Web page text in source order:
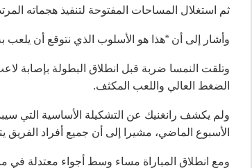
ثم استغلال المساحات المفتوحة لتنفيذ هجماته
وأشار إلى أن “هذا هو الأسلوب الذي نتوقع أن يلعب
وتلقت النمسا ضربة قبل انطلاق البطولة بإصابة
الضغط العالي واللعب المكثف.
ولم يكشف رانغنيك عن التشكيلة الأساسية التي
الأسبوع الماضي، مشيرا إلى أن جميع أفراد الفريق
ومع انطلاق المباراة مساء وسط أجواء معتدلة في